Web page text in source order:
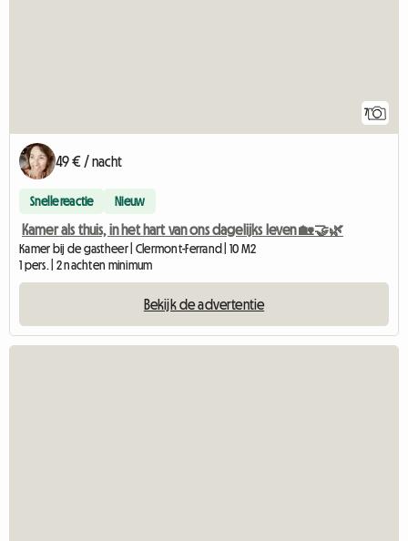
7
49 € / nacht
Snelle reactie Nieuw
Kamer als thuis, in het hart van ons dagelijks leven 🏡🤝🌿
Kamer bij de gastheer | Clermont-Ferrand | 10 M2
1 pers. | 2 nachten minimum
Bekijk de advertentie